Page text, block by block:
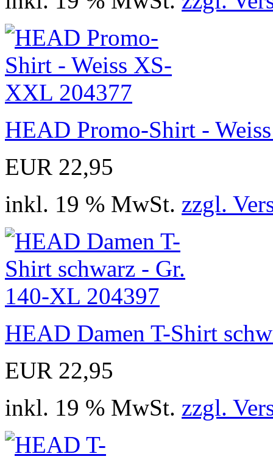
HEAD Promo-Shirt -
EUR 22,95
inkl. 19 % MwSt. zzgl.
HEAD Damen T-Shirt
EUR 22,95
inkl. 19 % MwSt. zzgl.